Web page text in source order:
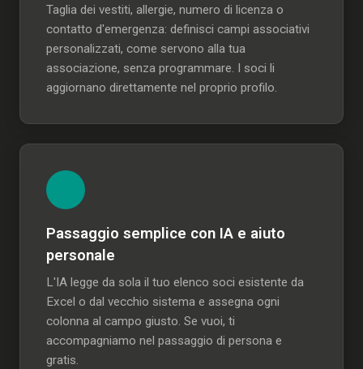
Taglia dei vestiti, allergie, numero di licenza o
contatto d'emergenza: definisci campi associativi
personalizzati, come servono alla tua
associazione, senza programmare. I soci li
aggiornano direttamente nel proprio profilo.
Passaggio semplice con IA e aiuto
personale
L'IA legge da sola il tuo elenco soci esistente da
Excel o dal vecchio sistema e assegna ogni
colonna al campo giusto. Se vuoi, ti
accompagniamo nel passaggio di persona e
gratis.